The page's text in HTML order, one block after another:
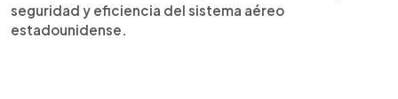
seguridad y eficiencia del sistema aéreo
estadounidense.